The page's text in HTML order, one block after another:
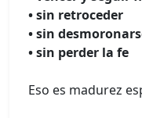
• sin retroceder
• sin
• sin perder la fe
Eso es madurez